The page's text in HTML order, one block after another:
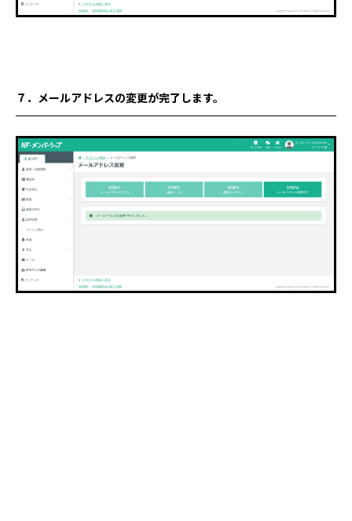
７．メールアドレスの変更が完了 します。